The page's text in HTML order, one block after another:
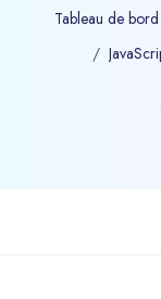
Tableau de bord